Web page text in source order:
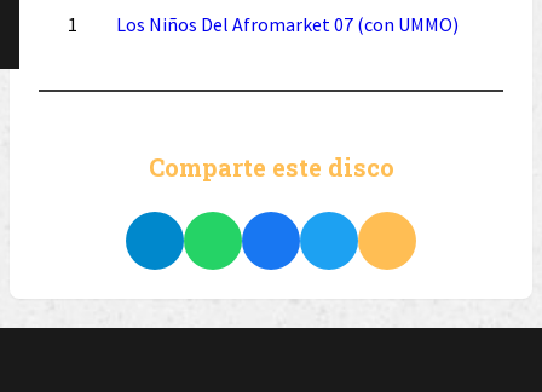
1 Los Niños Del Afromarket 07 (con UMMO)
Comparte este disco